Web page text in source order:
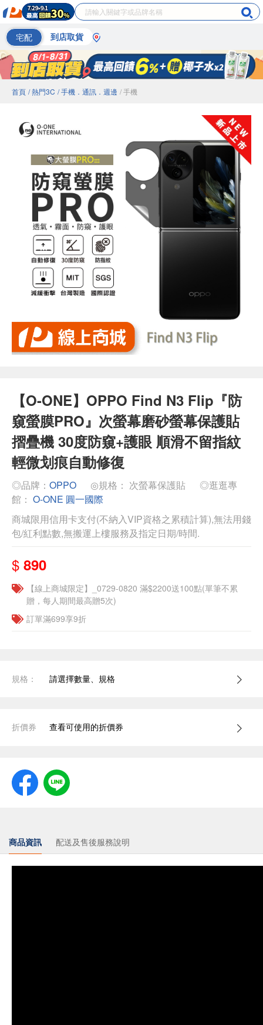
宅配 到店取貨
首頁 / 熱門3C / 手機．通訊．週邊 / 手機
【O-ONE】OPPO Find N3 Flip『防
窺螢膜PRO』次螢幕磨砂螢幕保護貼
摺疊機 30度防窺+護眼 順滑不留指紋
輕微划痕自動修復
◎品牌： OPPO ◎規格： 次螢幕保護貼
◎逛逛專
館： O-ONE 圓一國際
商城限用信用卡支付(不納入VIP資格之累積計算),無法用錢
包/紅利點數,無搬運上樓服務及指定日期/時間.
$ 890
【線上商城限定】_0729-0820 滿$2200送100點(單筆不累
贈，每人期間最高贈5次)
訂單滿699享9折
規格： 請選擇數量、規格
折價券 查看可使用的折價券
商品資訊 配送及售後服務說明